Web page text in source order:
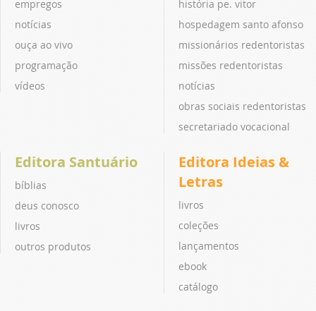
empregos
notícias
ouça ao vivo
programação
vídeos
história pe. vitor
hospedagem santo afonso
missionários redentoristas
missões redentoristas
notícias
obras sociais redentoristas
secretariado vocacional
Editora Santuário
bíblias
deus conosco
livros
outros produtos
Editora Ideias &
Letras
livros
coleções
lançamentos
ebook
catálogo